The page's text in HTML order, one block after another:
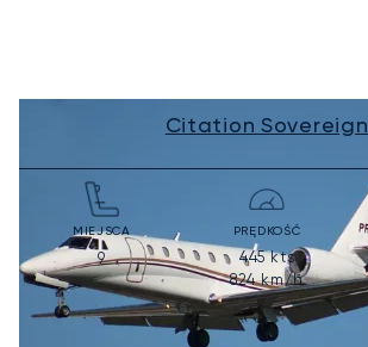
Citation Sovereign
MIEJSCA
9
PRĘDKOŚĆ
445kts
824km/h